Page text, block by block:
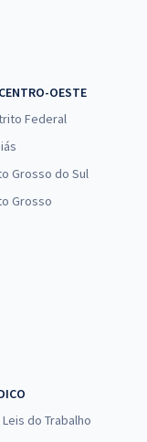
OESTE
Federal
Grosso do Sul
Grosso
do Trabalho